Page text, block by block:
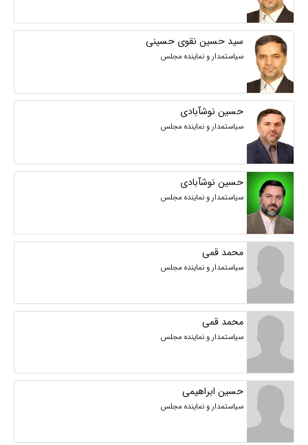
سید حسین نقوی حسینی
سیاستمدار و نماینده مجلس
حسین نوشآبادی
سیاستمدار و نماینده مجلس
حسین نوشآبادی
سیاستمدار و نماینده مجلس
محمد قمی
سیاستمدار و نماینده مجلس
محمد قمی
سیاستمدار و نماینده مجلس
حسین ابراهیمی
سیاستمدار و نماینده مجلس